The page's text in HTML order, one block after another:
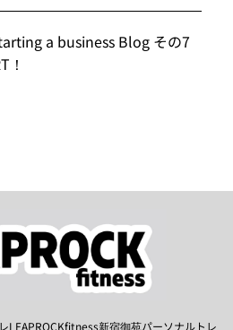
a business Blog その7
！
LEAPROCKfitness新宿御苑パーソナルトレ